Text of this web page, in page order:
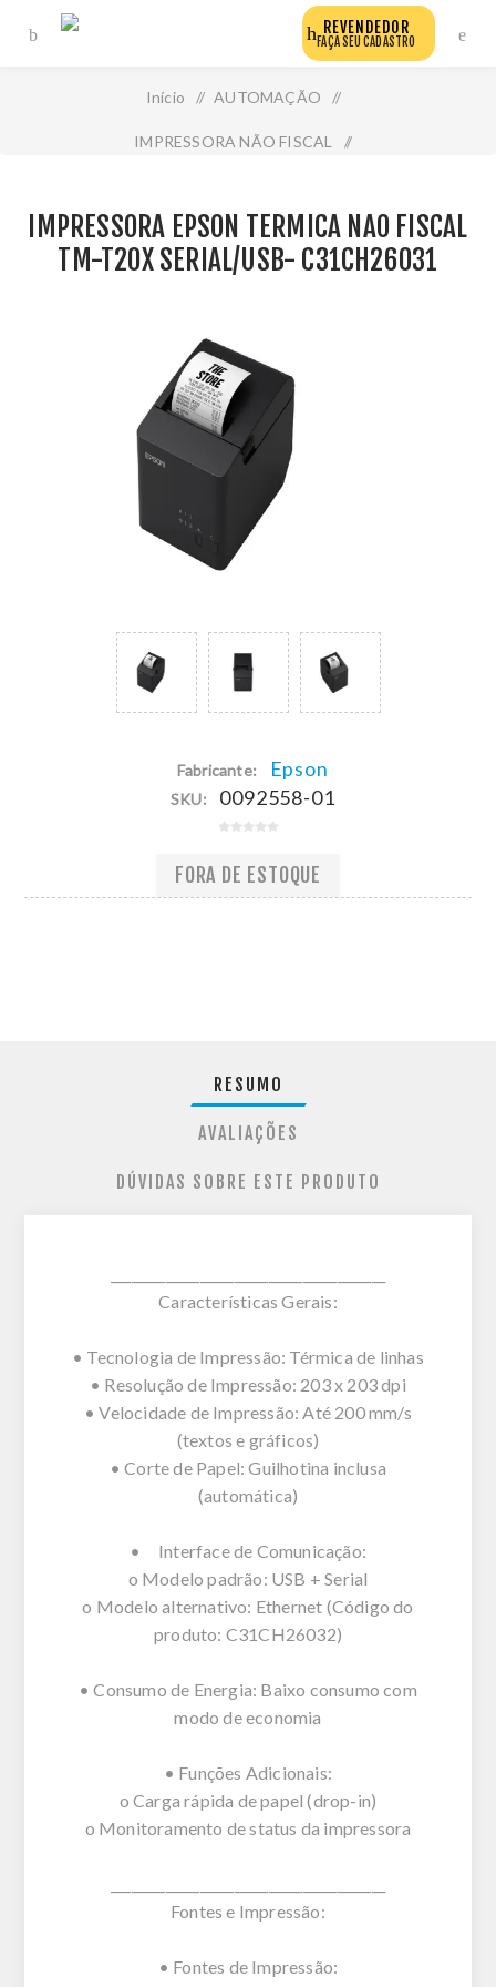
REVENDEDOR
FAÇA SEU CADASTRO
Início / AUTOMAÇÃO /
IMPRESSORA NÃO FISCAL /
C31ch26031
IMPRESSORA EPSON TERMICA NAO FISCAL
TM-T20X SERIAL/USB- C31CH26031
Fabricante: Epson
SKU: 0092558-01
FORA DE ESTOQUE
RESUMO
AVALIAÇÕES
DÚVIDAS SOBRE ESTE PRODUTO
Características Gerais:
• Tecnologia de Impressão: Térmica de linhas
• Resolução de Impressão: 203 x 203 dpi
• Velocidade de Impressão: Até 200 mm/s
(textos e gráficos)
• Corte de Papel: Guilhotina inclusa
(automática)
• Interface de Comunicação:
o Modelo padrão: USB + Serial
o Modelo alternativo: Ethernet (Código do
produto: C31CH26032)
• Consumo de Energia: Baixo consumo com
modo de economia
• Funções Adicionais:
o Carga rápida de papel (drop-in)
o Monitoramento de status da impressora
Fontes e Impressão:
• Fontes de Impressão: